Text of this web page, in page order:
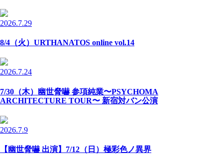
2026.7.29
8/4（火）URTHANATOS online vol.14
2026.7.24
7/30（木）幽世脅嚇 参項純業〜PSYCHOMA
ARCHITECTURE TOUR〜 新宿対バン公演
2026.7.9
【幽世脅嚇 出演】7/12（日）極彩色ノ異界